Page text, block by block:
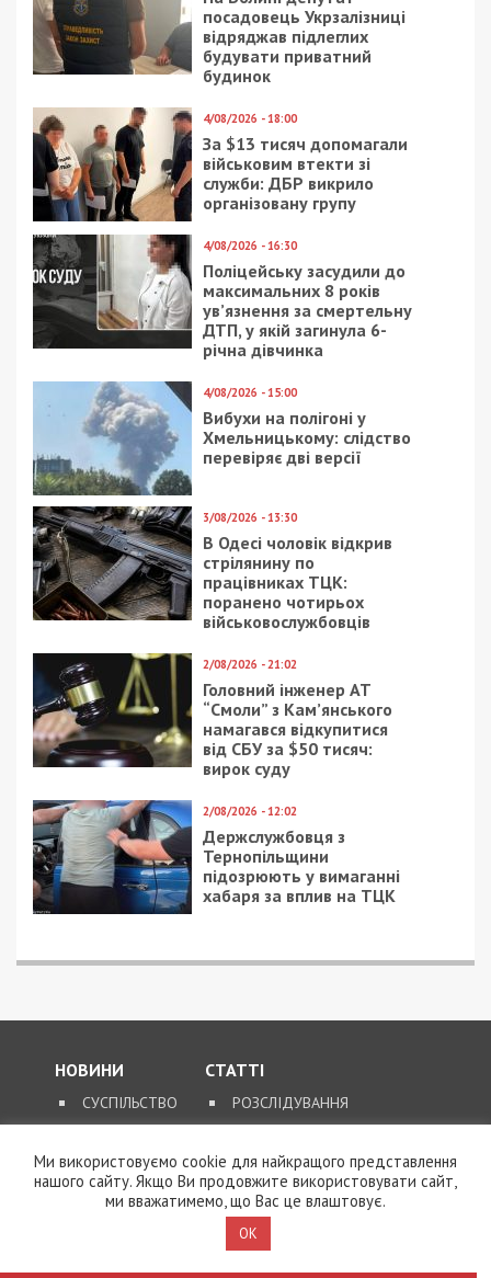
Facebook
Telegram
Twitter
WhatsApp
Viber
Email
Категории:Гроші| Метки:выплаты
Рекламні блоки дають нам змогу
залишатися незалежними ЗМІ, а вам -
отримувати найсвіжіші новини під ними.
Приєднуйтесь також до 49000 в Google News. Слідкуйте
за останніми новинами!
Приєднатися
Читайте також
Предыдущая статья:
Без света, связи и газа: как выживают в
подвалах жители поселка Лиман
Следующая статья:
Украинцы массово кладут свои деньги на
СУСПІЛЬСТВО
В Днепре на две
недели сузят одну из
улиц в центре
поранених: як минув
день на
Ми використовуємо cookie для найкращого представлення
нашого сайту. Якщо Ви продовжите використовувати сайт,
ми вважатимемо, що Вас це влаштовує.
OK